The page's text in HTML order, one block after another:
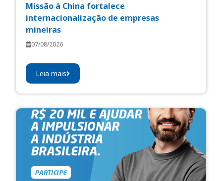
Missão à China fortalece
internacionalização de empresas
mineiras
07/08/2026
Leia mais